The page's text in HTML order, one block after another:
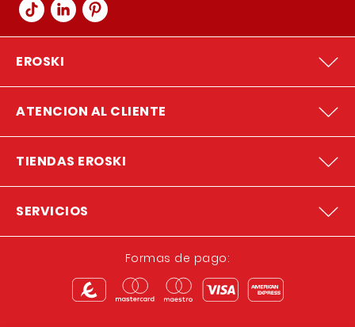
EROSKI
ATENCION AL CLIENTE
TIENDAS EROSKI
SERVICIOS
Formas de pago: